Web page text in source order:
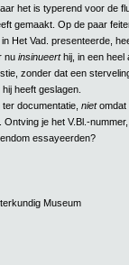
het is typerend voor de
gemaakt. Op de paar
Het Vad. presenteerde,
nu insinueerthij, in een heel
zonder dat een
heeft geslagen.
documentatie, nietomdat
je het V.Bl.-
essayeerden?
Museum